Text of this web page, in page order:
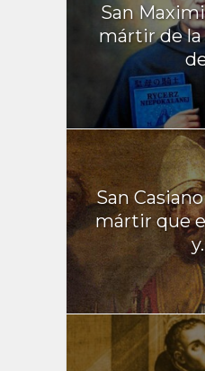
San
mártir de la
San
mártir que